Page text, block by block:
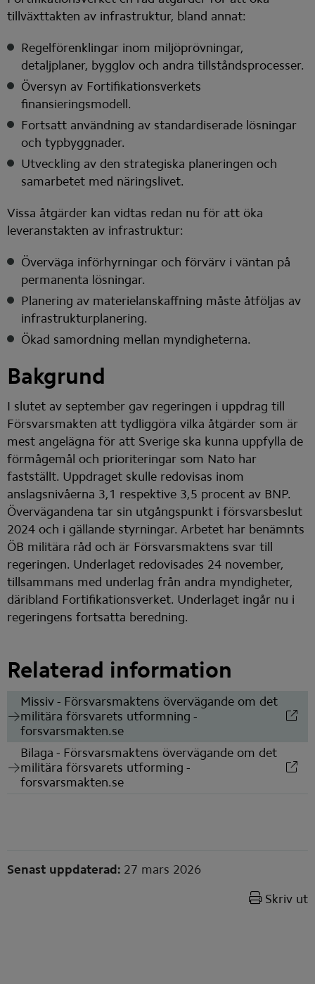
tillväxttakten av infrastruktur, bland annat:
Regelförenklingar inom miljöprövningar,
detaljplaner, bygglov och andra tillståndsprocesser.
Översyn av Fortifikationsverkets
finansieringsmodell.
Fortsatt användning av standardiserade lösningar
och typbyggnader.
Utveckling av den strategiska planeringen och
samarbetet med näringslivet.
Vissa åtgärder kan vidtas redan nu för att öka
leveranstakten av infrastruktur:
Överväga införhyrningar och förvärv i väntan på
permanenta lösningar.
Planering av materielanskaffning måste åtföljas av
infrastrukturplanering.
Ökad samordning mellan myndigheterna.
Bakgrund
I slutet av september gav regeringen i uppdrag till
Försvarsmakten att tydliggöra vilka åtgärder som är
mest angelägna för att Sverige ska kunna uppfylla de
förmågemål och prioriteringar som Nato har
fastställt. Uppdraget skulle redovisas inom
anslagsnivåerna 3,1 respektive 3,5 procent av BNP.
Övervägandena tar sin utgångspunkt i försvarsbeslut
2024 och i gällande styrningar. Arbetet har benämnts
ÖB militära råd och är Försvarsmaktens svar till
regeringen. Underlaget redovisades 24 november,
tillsammans med underlag från andra myndigheter,
däribland Fortifikationsverket. Underlaget ingår nu i
regeringens fortsatta beredning.
Relaterad information
Missiv - Försvarsmaktens övervägande om det
militära försvarets utformning -
forsvarsmakten.se
(länk till annan webbplats)
Bilaga - Försvarsmaktens övervägande om det
militära försvarets utforming -
forsvarsmakten.se
(länk till annan webbplats)
Sidinformation
Senast uppdaterad: 27 mars 2026
Skriv ut